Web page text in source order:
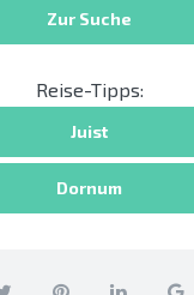
Zur Suche
Reise-Tipps:
Juist
Dornum